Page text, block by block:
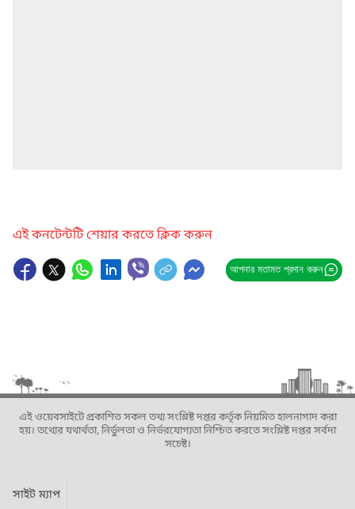
এই কনটেন্টটি শেয়ার করতে ক্লিক করুন
আপনার মতামত প্রদান করুন
এই ওয়েবসাইটে প্রকাশিত সকল তথ্য সংশ্লিষ্ট দপ্তর কর্তৃক নিয়মিত হালনাগাদ করা
হয়। তথ্যের যথার্থতা, নির্ভুলতা ও নির্ভরযোগ্যতা নিশ্চিত করতে সংশ্লিষ্ট দপ্তর সর্বদা
সচেষ্ট।
সাইট ম্যাপ